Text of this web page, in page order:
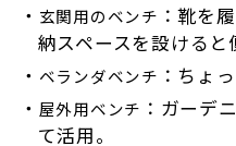
玄関用のベンチ ：靴を
納スペースを設けると
ベランダベンチ ：ちょ
屋外用ベンチ ：ガーデ
て活用。